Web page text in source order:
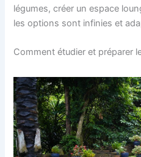
légumes, créer un espace
les options sont infinies et
Comment étudier et préparer